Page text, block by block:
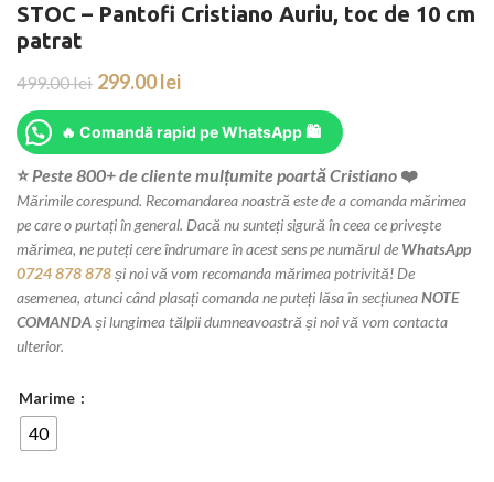
STOC – Pantofi Cristiano Auriu, toc de 10 cm
patrat
499.00lei 299.00lei
🔥 Comandă rapid pe WhatsApp 🛍
⭐Peste 800+ de cliente mulțumite poartă Cristiano ❤️
Mărimile corespund. Recomandarea noastră este de a comanda mărimea
pe care o purtați în general. Dacă nu sunteți sigură în ceea ce privește
mărimea, ne puteți cere îndrumare în acest sens pe numărul de WhatsApp
0724 878 878și noi vă vom recomanda mărimea potrivită! De
asemenea, atunci când plasați comanda ne puteți lăsa în secțiuneaNOTE
COMANDAși lungimea tălpii dumneavoastră și noi vă vom contacta
ulterior.
Marime
40